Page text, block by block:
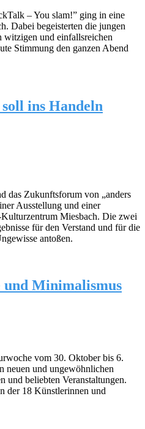
– You slam!” ging in eine
Dabei begeisterten die jungen
witzigen und einfallsreichen
Stimmung den ganzen Abend
ins Handeln
das Zukunftsforum von „anders
Ausstellung und einer
Miesbach. Die zwei
für den Verstand und für die
antoßen.
und Minimalismus
vom 30. Oktober bis 6.
neuen und ungewöhnlichen
und beliebten Veranstaltungen.
der 18 Künstlerinnen und